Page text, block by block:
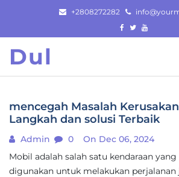
content
+2808272282
Dul
mencegah Masalah
Langkah dan solusi Terbaik
Admin 0
On Dec 06, 2024
Mobil adalah salah satu kendaraan
digunakan untuk melakukan perjalanan